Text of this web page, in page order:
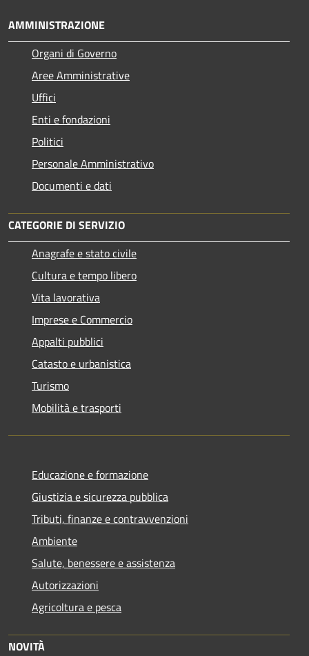
AMMINISTRAZIONE
Organi di Governo
Aree Amministrative
Uffici
Enti e fondazioni
Politici
Personale Amministrativo
Documenti e dati
CATEGORIE DI SERVIZIO
Anagrafe e stato civile
Cultura e tempo libero
Vita lavorativa
Imprese e Commercio
Appalti pubblici
Catasto e urbanistica
Turismo
Mobilità e trasporti
Educazione e formazione
Giustizia e sicurezza pubblica
Tributi, finanze e contravvenzioni
Ambiente
Salute, benessere e assistenza
Autorizzazioni
Agricoltura e pesca
NOVITÀ